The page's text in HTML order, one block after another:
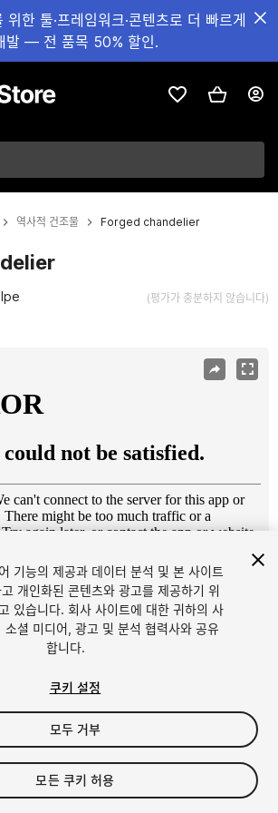
한 툴·프레임워크·콘텐츠로 더 빠르게
발 — 전 품목 50% 할인.
역사적 건조물 Forged chandelier
(평가가 충분하지 않습니다)
1/12
반영됩니다.
기능의 제공과 데이터 분석 및 본 사이트
개인화된 콘텐츠와 광고를 제공하기 위
있습니다. 회사 사이트에 대한 귀하의 사
소셜 미디어, 광고 및 분석 협력사와 공유
합니다.
쿠키 설정
모두 거부
모든 쿠키 허용